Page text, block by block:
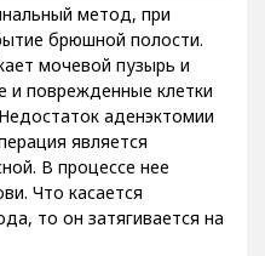
метод, при
брюшной полости.
мочевой пузырь и
и поврежденные клетки
аденэктомии
является
В процессе нее
Что касается
то он затягивается на